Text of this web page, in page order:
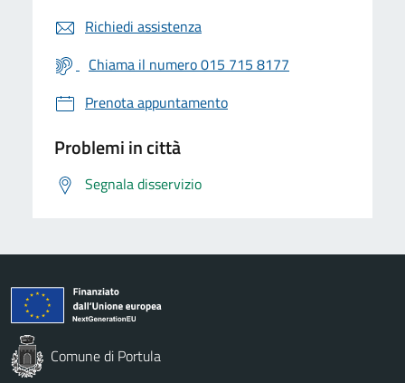
Richiedi assistenza
Chiama il numero 015 715 8177
Prenota appuntamento
Problemi in città
Segnala disservizio
Comune di Portula